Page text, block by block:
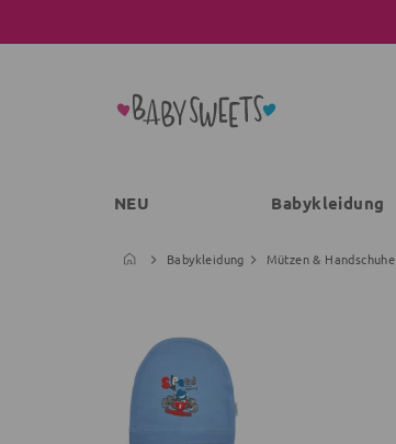
NEU Babykleidung
Babykleidung Mützen & Handschuhe